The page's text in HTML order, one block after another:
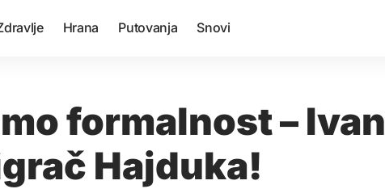
Hrana Putovanja Snovi
formalnost – Ivan
Hajduka!